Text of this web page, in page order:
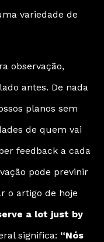
variedade de
observação,
antes. De nada
planos sem
de quem vai
feedbacka cada
pode previnir
o artigo de hoje
a lot just by
significa: “Nós